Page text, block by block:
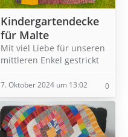
Kindergartendecke
für Malte
Mit viel Liebe für unseren
mittleren Enkel gestrickt
7. Oktober 2024 um 13:02 0